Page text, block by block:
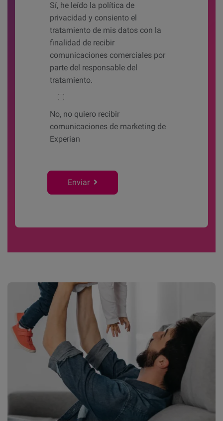
Sí, he leído la política de
privacidad y consiento el
tratamiento de mis datos con la
finalidad de recibir
comunicaciones comerciales por
parte del responsable del
tratamiento.
No, no quiero recibir
comunicaciones de marketing de
Experian
Enviar